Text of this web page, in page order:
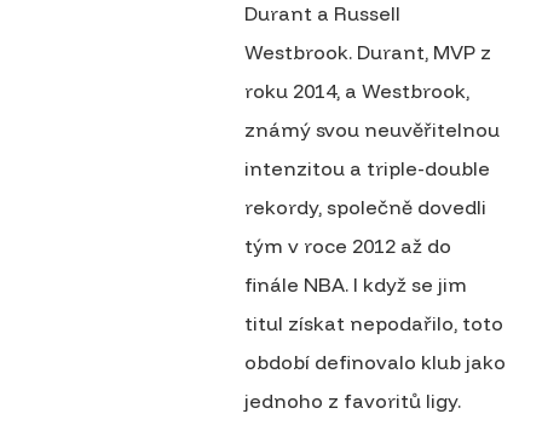
Durant a Russell
Westbrook. Durant, MVP z
roku 2014, a Westbrook,
známý svou neuvěřitelnou
intenzitou a triple-double
rekordy, společně dovedli
tým v roce 2012 až do
finále NBA. I když se jim
titul získat nepodařilo, toto
období definovalo klub jako
jednoho z favoritů ligy.